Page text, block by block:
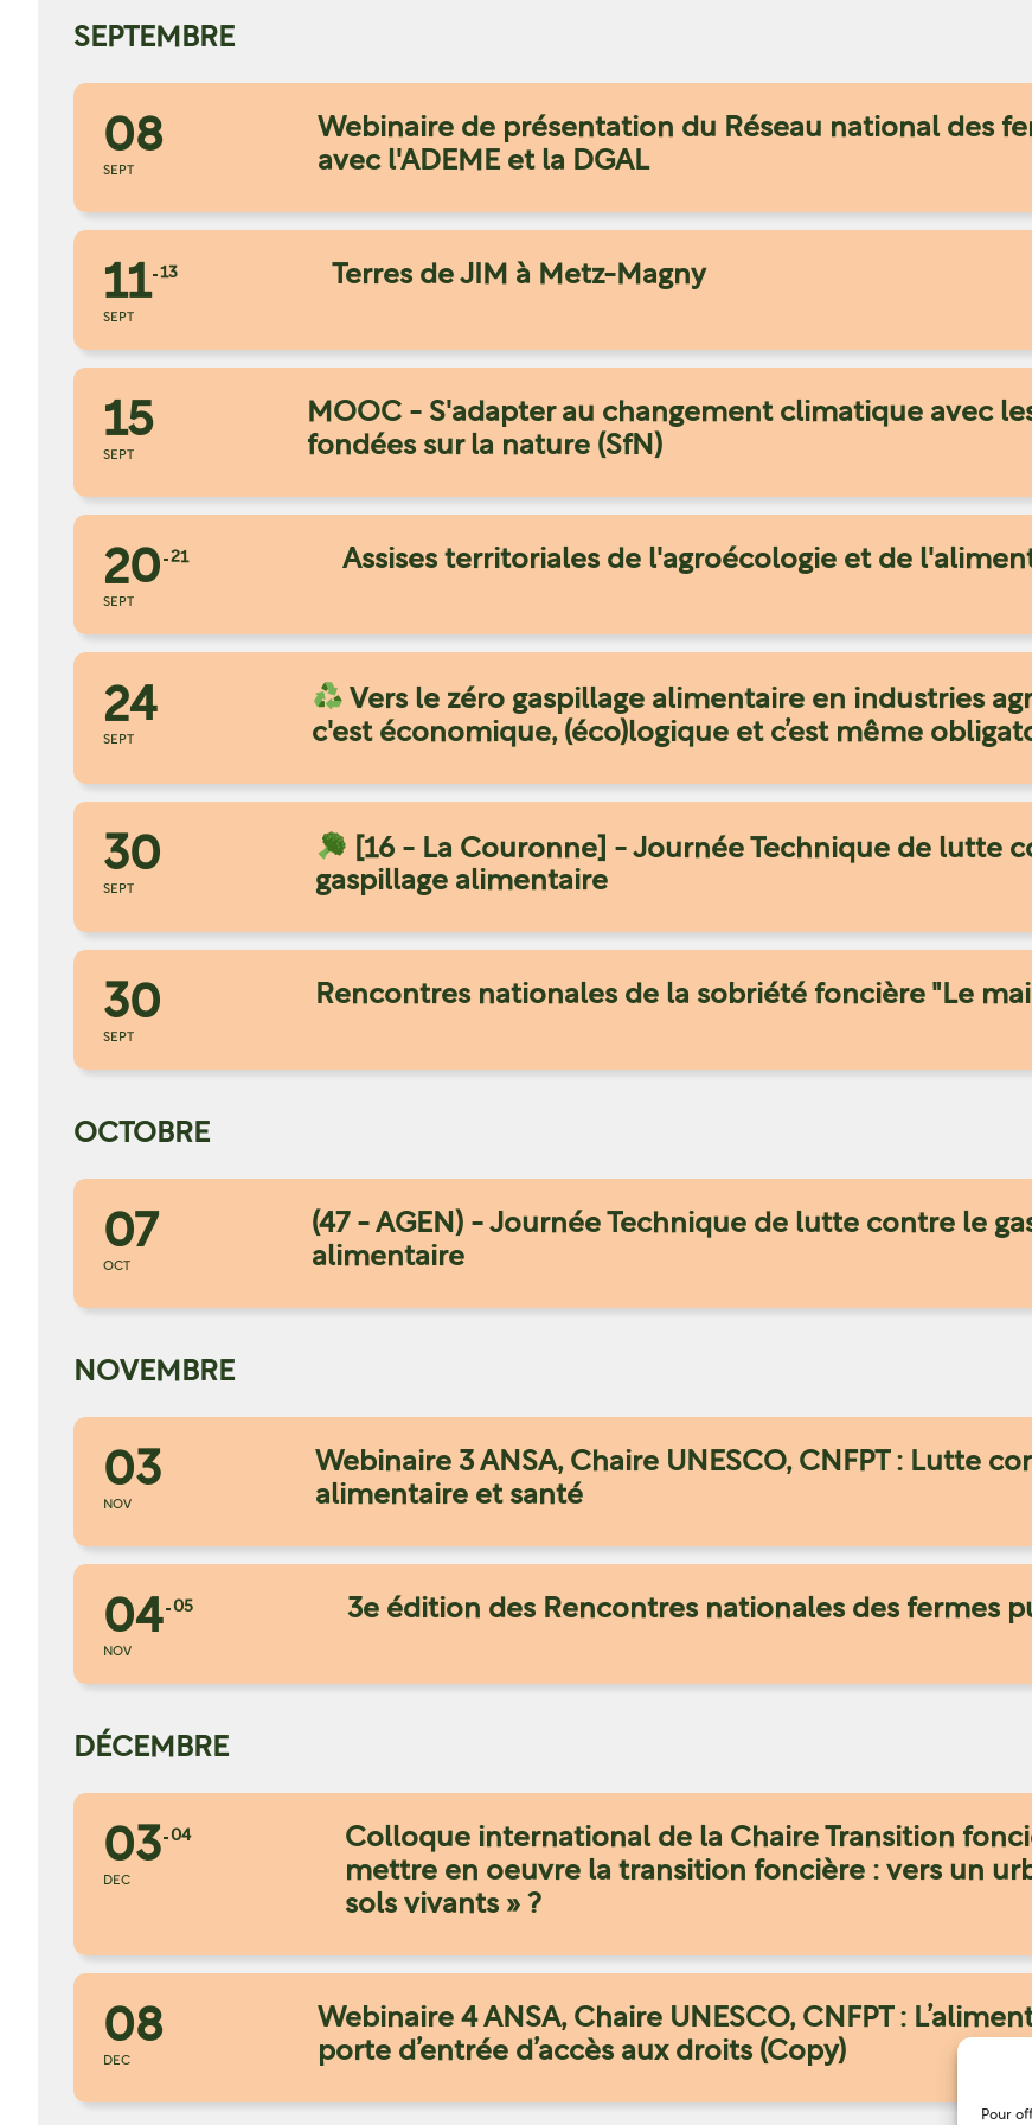
Pour
SEPTEMBRE
08
SEPT
Webinaire de présentation du Réseau national des
avec l'ADEME et la DGAL
11
SEPT
13 Terres de JIM à Metz-Magny
15
SEPT
MOOC - S'adapter au changement climatique avec
fondées sur la nature (SfN)
20
SEPT
21 Assises territoriales de l'agroécologie et de
24
SEPT
Vers le zéro gaspillage alimentaire en industries
c'est économique, (éco)logique et c’est même
30
SEPT
[16 - La Couronne] - Journée Technique de lutte
gaspillage alimentaire
30
SEPT
Rencontres nationales de la sobriété foncière "Le
OCTOBRE
07
OCT
(47 - AGEN) - Journée Technique de lutte contre le
alimentaire
NOVEMBRE
03
NOV
Webinaire 3 ANSA, Chaire UNESCO, CNFPT : Lutte
alimentaire et santé
04
NOV
05 3e édition des Rencontres nationales des fermes
DÉCEMBRE
03
DEC
04
Colloque international de la Chaire Transition
mettre en oeuvre la transition foncière : vers un
sols vivants » ?
08
DEC
Webinaire 4 ANSA, Chaire UNESCO, CNFPT :
porte d’entrée d’accès aux droits (Copy)